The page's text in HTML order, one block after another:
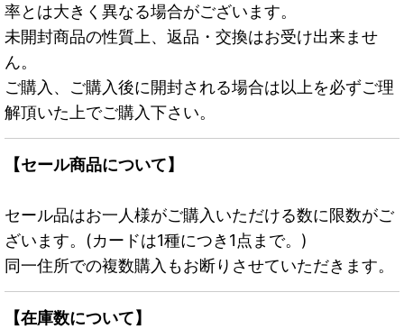
率とは大きく異なる場合がございます。
未開封商品の性質上、返品・交換はお受け出来ませ
ん。
ご購入、ご購入後に開封される場合は以上を必ずご理
解頂いた上でご購入下さい。
【セール商品について】
セール品はお一人様がご購入いただける数に限数がご
ざいます。(カードは1種につき1点まで。)
同一住所での複数購入もお断りさせていただきます。
【在庫数について】